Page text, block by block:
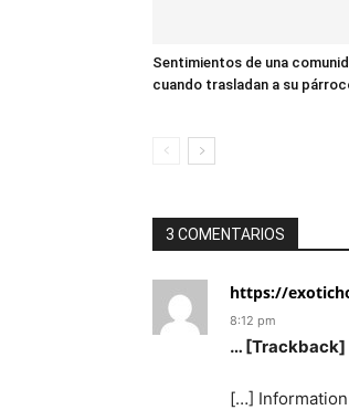
Sentimientos de una
cuando trasladan a su
3 COMENTARIOS
https://
8:12 pm
… [Trackback]
[…]